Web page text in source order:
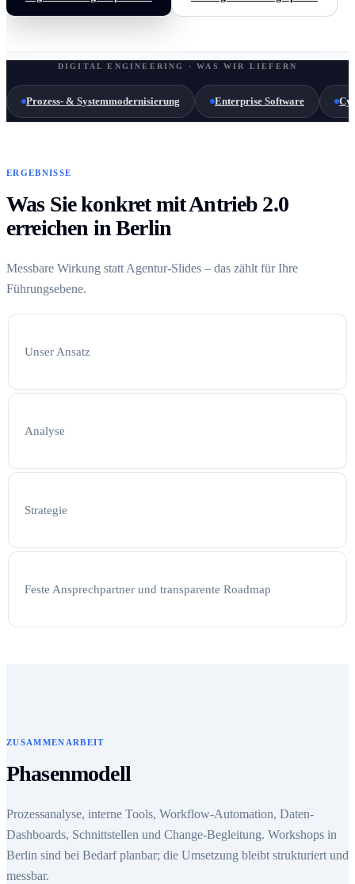
DIGITAL ENGINEERING · WAS WIR LIEFERN
Prozess- & Systemmodernisierung Enterprise Software
ERGEBNISSE
Was Sie konkret mit Antrieb 2.0
erreichen in Berlin
Messbare Wirkung statt Agentur-Slides – das zählt für Ihre
Führungsebene.
Unser Ansatz
Analyse
Strategie
Feste Ansprechpartner und transparente Roadmap
ZUSAMMENARBEIT
Phasenmodell
Prozessanalyse, interne Tools, Workflow-Automation, Daten-
Dashboards, Schnittstellen und Change-Begleitung. Workshops in
Berlin sind bei Bedarf planbar; die Umsetzung bleibt strukturiert und
messbar.